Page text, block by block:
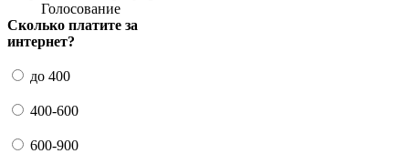
Голосование
Сколько платите за
интернет?
до 400
400-600
600-900